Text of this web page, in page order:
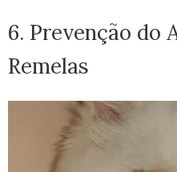
6. Prevenção do
Remelas